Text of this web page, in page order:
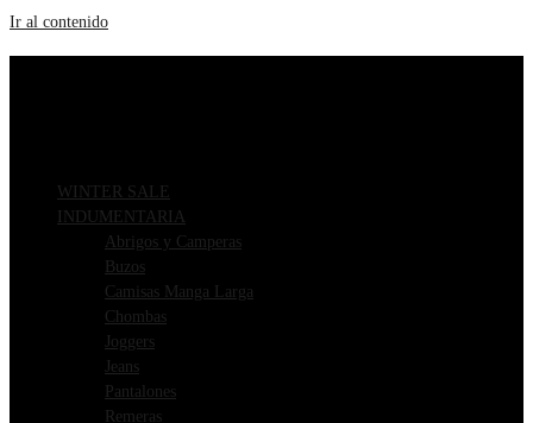
Ir al contenido
WINTER SALE
INDUMENTARIA
Abrigos y Camperas
Buzos
Camisas Manga Larga
Chombas
Joggers
Jeans
Pantalones
Remeras